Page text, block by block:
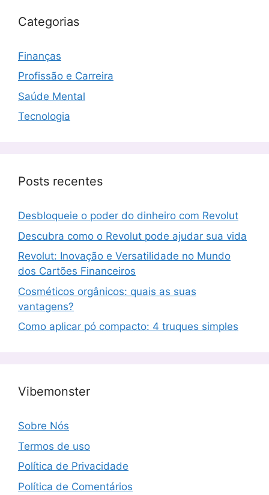
Categorias
Finanças
Profissão e Carreira
Saúde Mental
Tecnologia
Posts recentes
Desbloqueie o poder do dinheiro com Revolut
Descubra como o Revolut pode ajudar sua vida
Revolut: Inovação e Versatilidade no Mundo
dos Cartões Financeiros
Cosméticos orgânicos: quais as suas
vantagens?
Como aplicar pó compacto: 4 truques simples
Vibemonster
Sobre Nós
Termos de uso
Política de Privacidade
Política de Comentários